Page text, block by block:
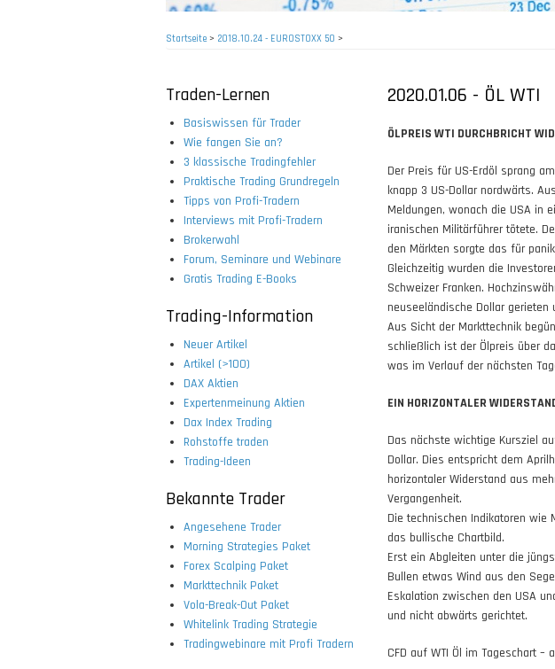
Startseite> 2018.10.24 - EUROSTOXX 50 >
Traden-Lernen
Basiswissen für Trader
Wie fangen Sie an?
3 klassische Tradingfehler
Praktische Trading Grundregeln
Tipps von Profi-Tradern
Interviews mit Profi-Tradern
Brokerwahl
Forum, Seminare und Webinare
Gratis Trading E-Books
Trading-Information
Neuer Artikel
Artikel (>100)
DAX Aktien
Expertenmeinung Aktien
Dax Index Trading
Rohstoffe traden
Trading-Ideen
Bekannte Trader
Angesehene Trader
Morning Strategies Paket
Forex Scalping Paket
Markttechnik Paket
Vola-Break-Out Paket
Whitelink Trading Strategie
Tradingwebinare mit Profi Tradern
2020.01.06 - ÖL WTI
ÖLPREIS WTI DURCHBRICHT
Der Preis für US-Erdöl sprang
knapp 3 US-Dollar nordwärts.
Meldungen, wonach die USA in
iranischen Militärführer tötete.
den Märkten sorgte das für
Gleichzeitig wurden die
Schweizer Franken.
neuseeländische Dollar gerieten
Aus Sicht der Markttechnik
schließlich ist der Ölpreis über
was im Verlauf der nächsten
EIN HORIZONTALER
Das nächste wichtige Kursziel
Dollar. Dies entspricht dem
horizontaler Widerstand aus
Vergangenheit.
Die technischen Indikatoren wie
das bullische Chartbild.
Erst ein Abgleiten unter die
Bullen etwas Wind aus den
Eskalation zwischen den USA
und nicht abwärts gerichtet.
CFD auf WTI Öl im Tageschart –